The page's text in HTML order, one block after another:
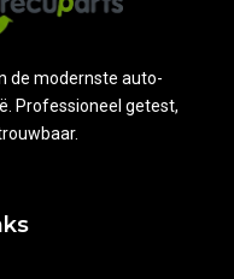
de modernste auto-
Professioneel getest,